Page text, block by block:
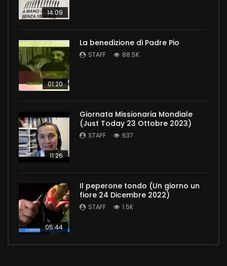
14:09
01:20
La benedizione di Padre Pio
STAFF 88.5K
11:26
Giornata Missionaria Mondiale
(Just Today 23 Ottobre 2023)
STAFF 637
05:44
Il peperone tondo (Un giorno un
fiore 24 Dicembre 2022)
STAFF 1.5K